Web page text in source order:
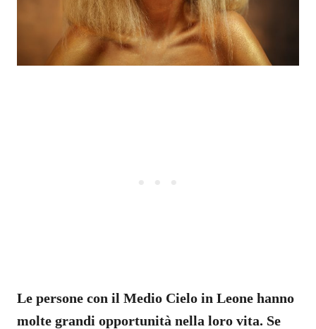
Le persone con il Medio Cielo in Leone hanno
molte grandi opportunità nella loro vita. Se